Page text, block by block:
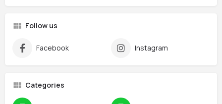
Follow us
Facebook Instagram
Categories